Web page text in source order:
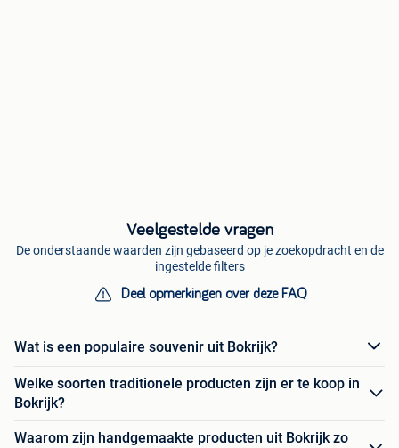
Veelgestelde vragen
De onderstaande waarden zijn gebaseerd op je zoekopdracht en de
ingestelde filters
Deel opmerkingen over deze FAQ
Wat is een populaire souvenir uit Bokrijk?
Welke soorten traditionele producten zijn er te koop in
Bokrijk?
Waarom zijn handgemaakte producten uit Bokrijk zo